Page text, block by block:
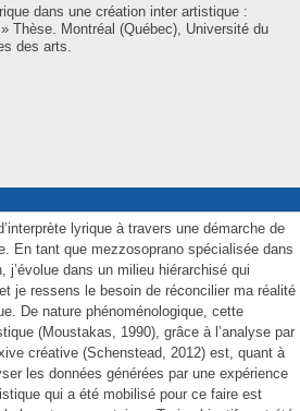
dans une création inter artistique :
Thèse. Montréal (Québec), Université du
des arts.
lyrique à travers une démarche de
En tant que mezzosoprano spécialisée dans
dans un milieu hiérarchisé qui
je ressens le besoin de réconcilier ma réalité
De nature phénoménologique, cette
(Moustakas, 1990), grâce à l’analyse par
créative (Schenstead, 2012) est, quant à
les données générées par une expérience
qui a été mobilisé pour ce faire est